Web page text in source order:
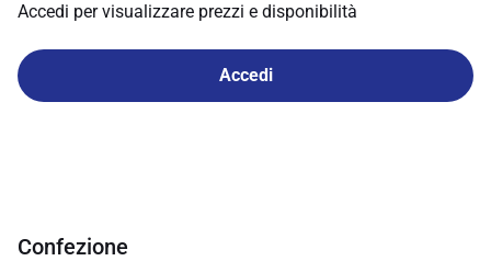
Accedi per visualizzare prezzi e disponibilità
Accedi
Confezione